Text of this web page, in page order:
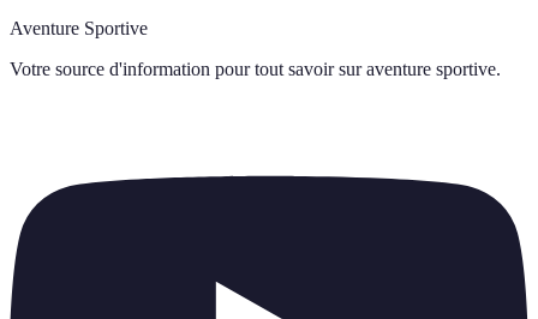
Aventure Sportive
Votre source d'information pour tout savoir sur aventure sportive.